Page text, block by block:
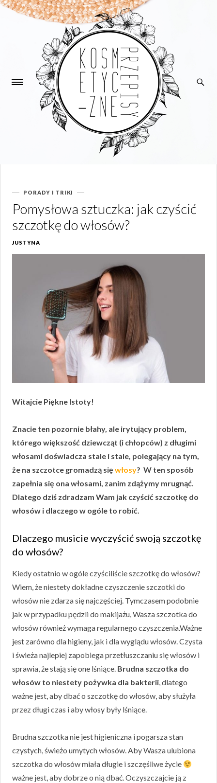
PORADY I TRIKI
Pomysłowa sztuczka: jak czyścić
szczotkę do włosów?
JUSTYNA
Witajcie Piękne Istoty!
Znacie ten pozornie błahy, ale irytujący problem,
którego większość dziewcząt (i chłopców) z długimi
włosami doświadcza stale i stale, polegający na tym,
że na szczotce gromadzą się włosy? W ten sposób
zapełnia się ona włosami, zanim zdążymy mrugnąć.
Dlatego dziś zdradzam Wam jak czyścić szczotkę do
włosów i dlaczego w ogóle to robić.
Dlaczego musicie wyczyścić swoją szczotkę
do włosów?
Kiedy ostatnio w ogóle czyściliście szczotkę do włosów?
Wiem, że niestety dokładne czyszczenie szczotki do
włosów nie zdarza się najczęściej. Tymczasem podobnie
jak w przypadku pędzli do makijażu, Wasza szczotka do
włosów również wymaga regularnego czyszczenia.Ważne
jest zarówno dla higieny, jak i dla wyglądu włosów. Czysta
i świeża najlepiej zapobiega przetłuszczaniu się włosów i
sprawia, że stają się one lśniące. Brudna szczotka do
włosów to niestety pożywka dla bakterii, dlatego
ważne jest, aby dbać o szczotkę do włosów, aby służyła
przez długi czas i aby włosy były lśniące.
Brudna szczotka nie jest higieniczna i pogarsza stan
czystych, świeżo umytych włosów. Aby Wasza ulubiona
szczotka do włosów miała długie i szczęśliwe życie
ważne jest, aby dobrze o nią dbać. Oczyszczajcie ją z